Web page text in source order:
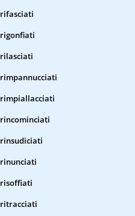
rifasciati
rigonfiati
rilasciati
rimpannucciati
rimpiallacciati
rincominciati
rinsudiciati
rinunciati
risoffiati
ritracciati